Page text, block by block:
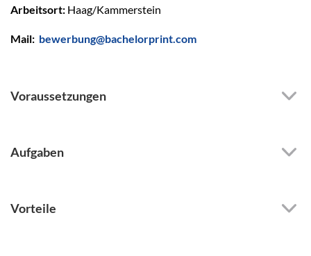
Arbeitsort: Haag/Kammerstein
Mail: bewerbung@bachelorprint.com
Voraussetzungen
Aufgaben
Vorteile